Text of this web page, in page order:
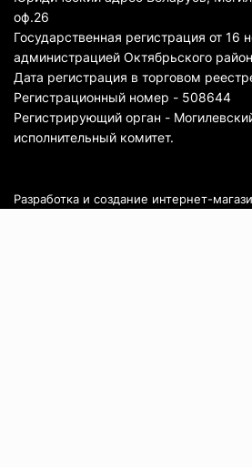
оф.26
Государственная регистрация от 16
администрацией Октябрьского
Дата регистрация в торговом
Регистрационный номер - 508644
Регистрирующий орган -
исполнительный комитет.
Разработка и создание интернет-